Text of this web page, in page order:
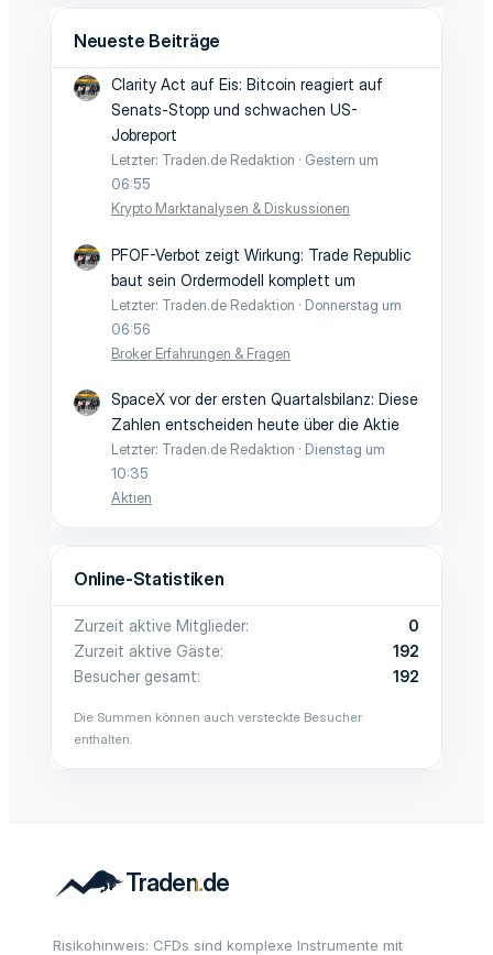
Neueste Beiträge
Clarity Act auf Eis: Bitcoin reagiert auf
Senats-Stopp und schwachen US-
Jobreport
Letzter: Traden.de Redaktion
Gestern um
06:55
Krypto Marktanalysen & Diskussionen
PFOF-Verbot zeigt Wirkung: Trade Republic
baut sein Ordermodell komplett um
Letzter: Traden.de Redaktion
Donnerstag um
06:56
Broker Erfahrungen & Fragen
SpaceX vor der ersten Quartalsbilanz: Diese
Zahlen entscheiden heute über die Aktie
Letzter: Traden.de Redaktion
Dienstag um
10:35
Aktien
Online-Statistiken
Zurzeit aktive Mitglieder
0
Zurzeit aktive Gäste
192
Besucher gesamt
192
Die Summen können auch versteckte Besucher
enthalten.
Risikohinweis: CFDs sind komplexe Instrumente mit